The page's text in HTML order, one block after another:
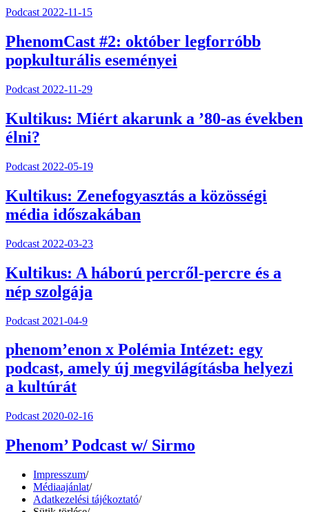
Podcast 2022-11-15
PhenomCast #2: október legforróbb
popkulturális eseményei
Podcast 2022-11-29
Kultikus: Miért akarunk a ’80-as években
élni?
Podcast 2022-05-19
Kultikus: Zenefogyasztás a közösségi
média időszakában
Podcast 2022-03-23
Kultikus: A háború percről-percre és a
nép szolgája
Podcast 2021-04-9
phenom’enon x Polémia Intézet: egy
podcast, amely új megvilágításba helyezi
a kultúrát
Podcast 2020-02-16
Phenom’ Podcast w/ Sirmo
Impresszum/
Médiaajánlat/
Adatkezelési tájékoztató/